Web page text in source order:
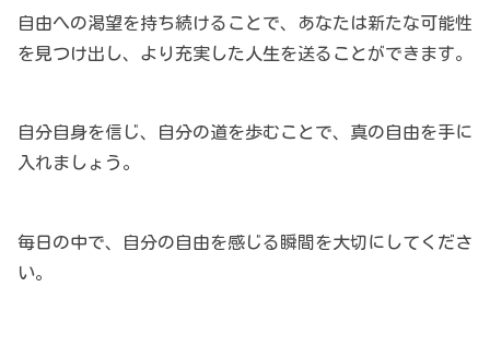
自由への渇望を持ち続けることで、あなたは新たな可能性
を見つけ出し、より充実した人生を送ることができます。
自分自身を信じ、自分の道を歩むことで、真の自由を手に
入れましょう。
毎日の中で、自分の自由を感じる瞬間を大切にしてくださ
い。